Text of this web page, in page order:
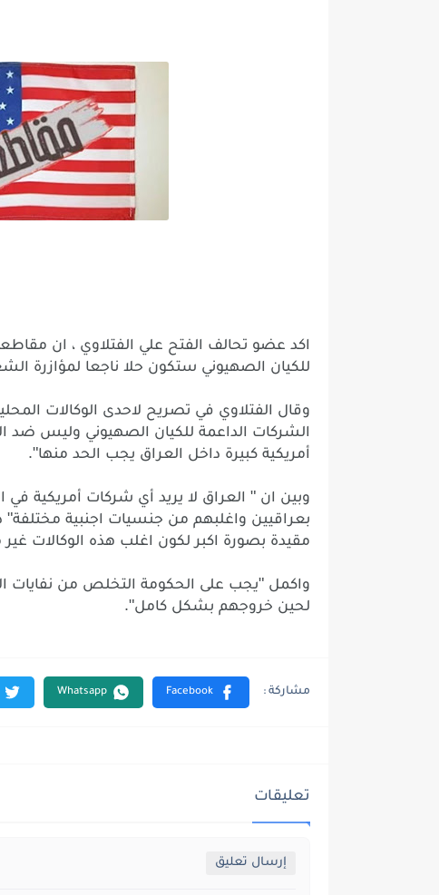
اكد عضو تحالف الفتح علي الفتلاوي ، ان
للكيان الصهيوني ستكون حلا ناجعا لمؤازرة
وقال الفتلاوي في تصريح لاحدى الوكالات
الشركات الداعمة للكيان الصهيوني وليس ضد
أمريكية كبيرة داخل العراق يجب الحد منها".
وبين ان " العراق لا يريد أي شركات أمريكية في
بعراقيين واغلبهم من جنسيات اجنبية مختلفة"
مقيدة بصورة اكبر لكون اغلب هذه الوكالات غير
واكمل "يجب على الحكومة التخلص من نفايات
لحين خروجهم بشكل كامل".
تعليقات
إرسال تعليق